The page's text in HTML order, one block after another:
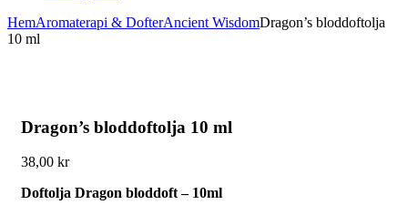
HemAromaterapi & DofterAncient WisdomDragon’s bloddoftolja
10 ml
Dragon’s bloddoftolja 10 ml
38,00 kr
Doftolja Dragon bloddoft – 10ml